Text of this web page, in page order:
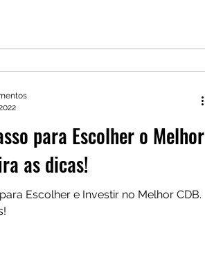
para Escolher o Melhor
as dicas!
Escolher e Investir no Melhor CDB.